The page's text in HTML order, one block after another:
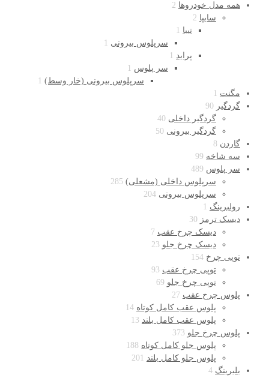
همه مدل خودروها 2
سایپا 2
تیبا 1
سرپلوس بیرونی 1
پراید 1
سر پلوس 1
سرپلوس بیرونی (خار وسط) 1
مگنت 1
گردگیر 90
گردگیر داخلی 40
گردگیر بیرونی 50
گاردن 8
سه شاخه 99
سر پلوس 489
سرپلوس داخلی (مشعلی) 285
سرپلوس بیرونی 204
رولبرینگ 1
دیسک ترمز 30
دیسک چرخ عقب 7
دیسک چرخ جلو 23
توپی چرخ 154
توپی چرخ عقب 93
توپی چرخ جلو 69
پلوس چرخ عقب 27
پلوس عقب کامل کوتاه 14
پلوس عقب کامل بلند 13
پلوس چرخ جلو 373
پلوس جلو کامل کوتاه 188
پلوس جلو کامل بلند 201
بلبرینگ 4